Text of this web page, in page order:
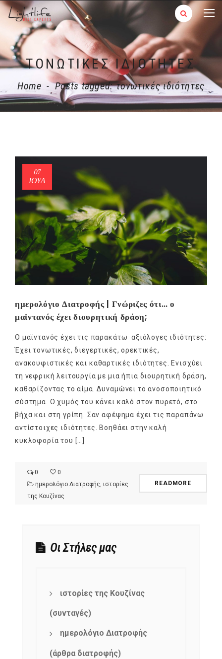
ΤΟΝΩΤΙΚΈΣ ΙΔΙΌΤΗΤΕΣ
Home - Posts tagged: τονωτικές ιδιότητες
07
ΙΟΎΛ
ημερολόγιο Διατροφής | Γνώριζες ότι… ο
μαϊντανός έχει διουρητική δράση;
Ο μαϊντανός έχει τις παρακάτω αξιόλογες ιδιότητες:
Έχει τονωτικές, διεγερτικές, ορεκτικές,
ανακουφιστικές και καθαρτικές ιδιότητες. Ενισχύει
τη νεφρική λειτουργία με μια ήπια διουρητική δράση,
καθαρίζοντας το αίμα. Δυναμώνει το ανοσοποιητικό
σύστημα. Ο χυμός του κάνει καλό στον πυρετό, στο
βήχα και στη γρίπη. Σαν αφέψημα έχει τις παραπάνω
αντίστοιχες ιδιότητες. Βοηθάει στην καλή
κυκλοφορία του […]
0
0
ημερολόγιο Διατροφής ιστορίες
της Κουζίνας
READMORE
Οι Στήλες μας
ιστορίες της Κουζίνας
(συνταγές)
ημερολόγιο Διατροφής
(άρθρα διατροφής)